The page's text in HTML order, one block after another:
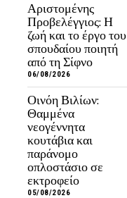
Αριστομένης
Προβελέγγιος: Η
ζωή και το έργο του
σπουδαίου ποιητή
από τη Σίφνο
06/08/2026
Οινόη Βιλίων:
Θαμμένα
νεογέννητα
κουτάβια και
παράνομο
οπλοστάσιο σε
εκτροφείο
05/08/2026